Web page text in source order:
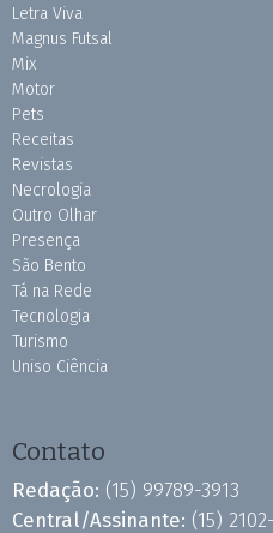
Letra Viva
Magnus Futsal
Mix
Motor
Pets
Receitas
Revistas
Necrologia
Outro Olhar
Presença
São Bento
Tá na Rede
Tecnologia
Turismo
Uniso Ciência
Contato
Redação: (15) 99789-3913
Central/Assinante: (15)